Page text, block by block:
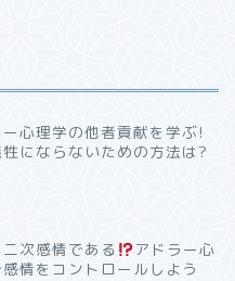
ー心理学の他者貢献を学ぶ!
牲にならないための方法は?
次感情である
アドラー心
情をコントロールしよう